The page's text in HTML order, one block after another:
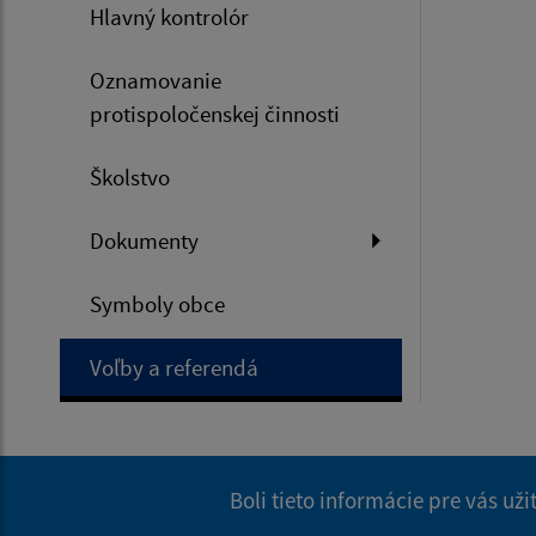
Hlavný kontrolór
Oznamovanie
protispoločenskej činnosti
Školstvo
Dokumenty
Symboly obce
Voľby a referendá
Boli tieto informácie pre vás